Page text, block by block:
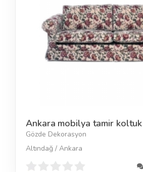
Ankara mobilya tamir
Gözde Dekorasyon
Altındağ / Ankara